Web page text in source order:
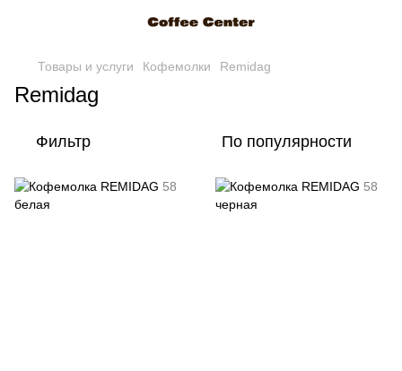
Товары и услуги Кофемолки Remidag
Remidag
Фильтр По популярности